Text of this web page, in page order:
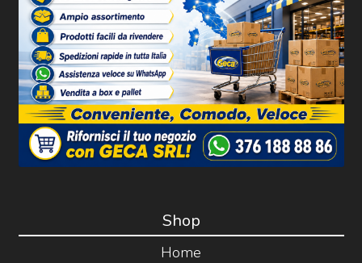
Shop
Home